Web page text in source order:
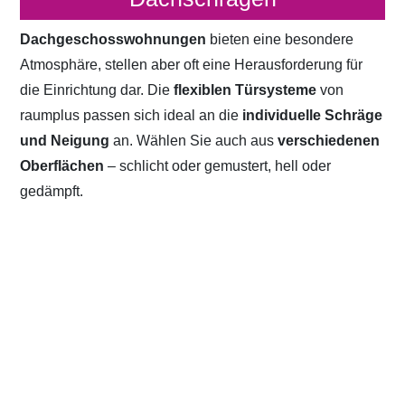
Dachgeschosswohnungen bieten eine besondere
Atmosphäre, stellen aber oft eine Herausforderung für
die Einrichtung dar. Dieflexiblen Türsystemevon
raumplus passen sich ideal an die individuelle Schräge
und Neigung an. Wählen Sie auch ausverschiedenen
Oberflächen – schlicht oder gemustert, hell oder
gedämpft.